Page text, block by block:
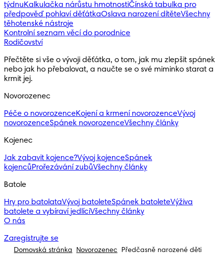
týdnuKalkulačka nárůstu hmotnostiČínská tabulka pro
předpověď pohlaví děťátkaOslava narození dítěteVšechny
těhotenské nástroje
Kontrolní seznam věcí do porodnice
Rodičovství
Přečtěte si vše o vývoji děťátka, o tom, jak mu zlepšit spánek
nebo jak ho přebalovat, a naučte se o své miminko starat a
krmit jej.
Novorozenec
Péče o novorozenceKojení a krmení novorozenceVývoj
novorozenceSpánek novorozenceVšechny články
Kojenec
Jak zabavit kojence?Vývoj kojenceSpánek
kojencůProřezávání zubůVšechny články
Batole
Hry pro batolataVývoj batoleteSpánek batoleteVýživa
batolete a vybíraví jedlíciVšechny články
O nás
Zaregistrujte se
Domovská stránka Novorozenec Předčasně narozené děti